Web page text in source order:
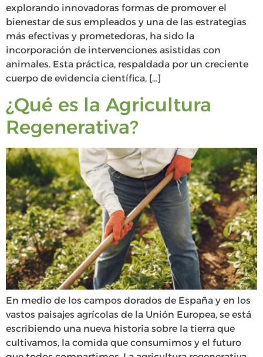
explorando innovadoras formas de promover el
bienestar de sus empleados y una de las estrategias
más efectivas y prometedoras, ha sido la
incorporación de intervenciones asistidas con
animales. Esta práctica, respaldada por un creciente
cuerpo de evidencia científica, […]
¿Qué es la Agricultura
Regenerativa?
En medio de los campos dorados de España y en los
vastos paisajes agrícolas de la Unión Europea, se está
escribiendo una nueva historia sobre la tierra que
cultivamos, la comida que consumimos y el futuro